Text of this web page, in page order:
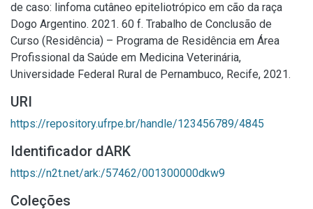
de caso: linfoma cutâneo epiteliotrópico em cão da raça
Dogo Argentino. 2021. 60 f. Trabalho de Conclusão de
Curso (Residência) – Programa de Residência em Área
Profissional da Saúde em Medicina Veterinária,
Universidade Federal Rural de Pernambuco, Recife, 2021.
URI
https://repository.ufrpe.br/handle/123456789/4845
Identificador dARK
https://n2t.net/ark:/57462/001300000dkw9
Coleções